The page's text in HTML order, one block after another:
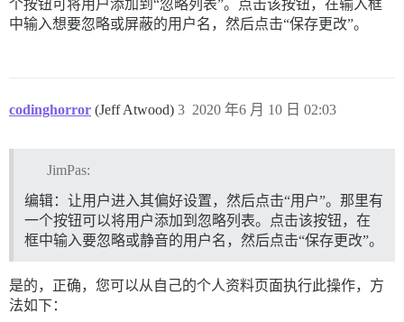
个按钮可将用户添加到“忽略列表”。点击该按钮，在输入框
中输入想要忽略或屏蔽的用户名，然后点击“保存更改”。
codinghorror (Jeff Atwood) 2020 年6 月 10 日 02:03
3
JimPas:
编辑：让用户进入其偏好设置，然后点击“用户”。那里有
一个按钮可以将用户添加到忽略列表。点击该按钮，在
框中输入要忽略或静音的用户名，然后点击“保存更改”。
是的，正确，您可以从自己的个人资料页面执行此操作，方
法如下：